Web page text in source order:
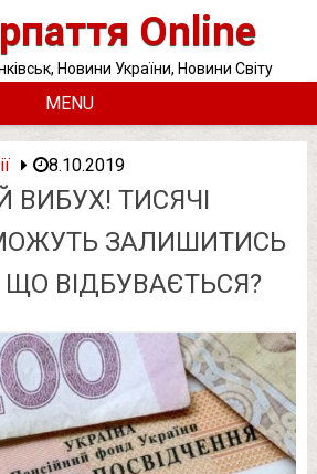
Online
Новини України, Новини Світу
MENU
8.10.2019
ВИБУХ! ТИСЯЧІ
ЗАЛИШИТИСЬ
ЩО ВІДБУВАЄТЬСЯ?